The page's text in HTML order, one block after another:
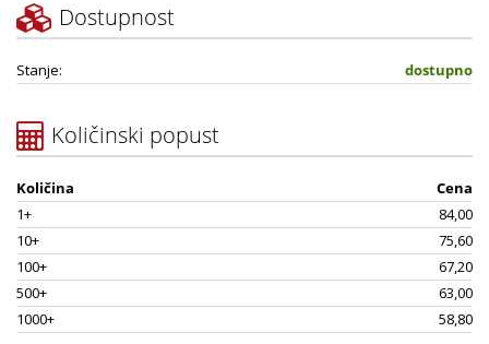
Dostupnost
Stanje: dostupno
Količinski popust
Količina
Cena
1+
84,00
10+
75,60
100+
67,20
500+
63,00
1000+
58,80